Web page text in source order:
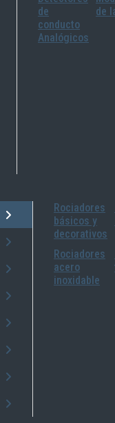
de
conducto
Analógicos
de
Rociadores
básicos y
decorativos
Rociadores
acero
inoxidable